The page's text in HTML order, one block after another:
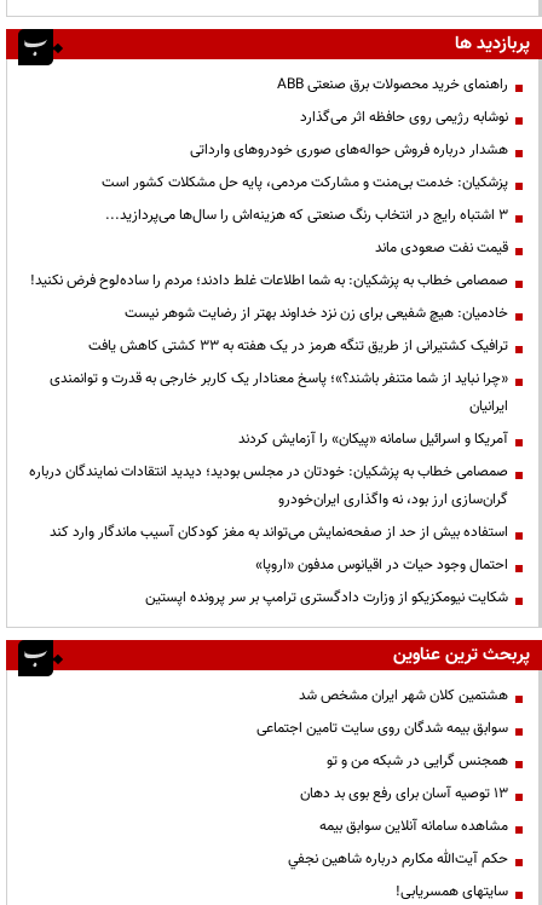
پربازدید ها
راهنمای خرید محصولات برق صنعتی ABB
نوشابه رژیمی روی حافظه اثر می‌گذارد
هشدار درباره فروش حواله‌های صوری خودروهای وارداتی
پزشکیان: خدمت بی‌منت و مشارکت مردمی، پایه حل مشکلات کشور است
3 اشتباه رایج در انتخاب رنگ صنعتی که هزینه‌اش را سال‌ها می‌پردازید...
قیمت نفت صعودی ماند
صمصامی خطاب به پزشکیان: به شما اطلاعات غلط دادند؛ مردم را ساده‌لوح فرض نکنید!
خادمیان: هیچ شفیعی برای زن نزد خداوند بهتر از رضایت شوهر نیست
ترافیک کشتیرانی از طریق تنگه هرمز در یک هفته به ۳۳ کشتی کاهش یافت
«چرا نباید از شما متنفر باشند؟»؛ پاسخ معنادار یک کاربر خارجی به قدرت و توانمندی
ایرانیان
آمریکا و اسرائیل سامانه «پیکان» را آزمایش کردند
صمصامی خطاب به پزشکیان: خودتان در مجلس بودید؛ دیدید انتقادات نمایندگان درباره
گران‌سازی ارز بود، نه واگذاری ایران‌خودرو
استفاده بیش از حد از صفحه‌نمایش می‌تواند به مغز کودکان آسیب ماندگار وارد کند
احتمال وجود حیات در اقیانوس مدفون «اروپا»
شکایت نیومکزیکو از وزارت دادگستری ترامپ بر سر پرونده اپستین
پربحث ترین عناوین
هشتمین کلان شهر ایران مشخص شد
سوابق بیمه شدگان روی سایت تامین اجتماعی
همجنس گرایی در شبکه من و تو
13 توصیه آسان برای رفع بوی بد دهان
مشاهده سامانه آنلاين سوابق بیمه
حكم آيت‌الله مكارم درباره شاهين نجفي
سایتهای همسریابی!